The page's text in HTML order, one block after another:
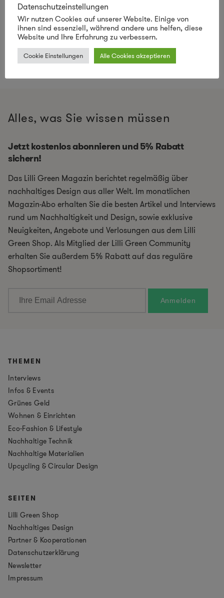
Ob dieser Schirm nun nachhaltig ist oder nicht, darüber
lässt sich mit Sicherheit streiten. Doch, dass es sich um
eine großartige Idee handelt,...mehr
Alles, was Sie wissen müssen
Jetzt kostenlos abonnieren und 5% Rabatt
sichern!
Das Lilli Green Magazin berichtet regelmäßig über
nachhaltiges Design aus aller Welt. Im monatlichen
Magazin-Abo erhalten Sie die besten Artikel und Interviews
rund um Nachhaltigkeit und Design, sowie exklusive
Neuigkeiten, Angebote und Verlosungen aus dem Lilli
Green Shop. Als Mitglied der Lilli Green Community
erhalten Sie außerdem 5% Rabatt auf das reguläre
Shopsortiment!
THEMEN
Interviews
Infos & Events
Grünes Geld
Wohnen & Einrichten
Eco-Fashion & Lifestyle
Nachhaltige Technik
Nachhaltige Materialien
Upcycling & Circular Design
SEITEN
Lilli Green Shop
Nachhaltiges Design
Partner & Kooperationen
Datenschutzerklärung
Newsletter
Impressum
Datenschutzeinstellungen
Wir nutzen Cookies auf unserer Website. Einige von
ihnen sind essenziell, während andere uns helfen, diese
Website und Ihre Erfahrung zu verbessern.
Cookie Einstellungen Alle Cookies akzeptieren